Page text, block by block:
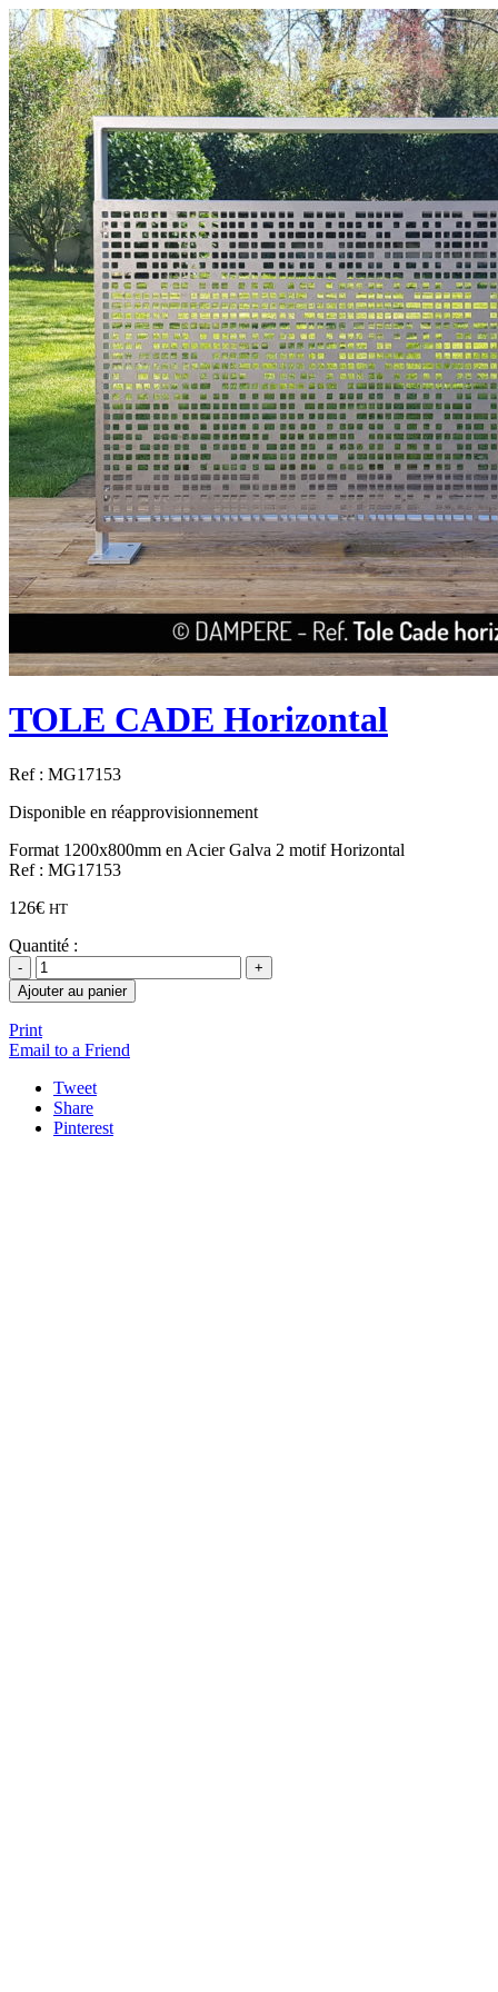
TOLE CADE Horizontal
Ref : MG17153
Disponible en réapprovisionnement
Format 1200x800mm en Acier Galva 2 motif Horizontal
Ref : MG17153
126€ HT
Quantité :
Ajouter au panier
Print
Email to a Friend
Tweet
Share
Pinterest